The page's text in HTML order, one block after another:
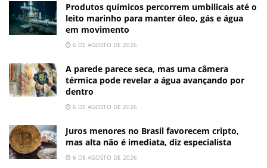
Produtos químicos percorrem umbilicais até o
leito marinho para manter óleo, gás e água
em movimento
6 DE AGOSTO DE 2026
A parede parece seca, mas uma câmera
térmica pode revelar a água avançando por
dentro
6 DE AGOSTO DE 2026
Juros menores no Brasil favorecem cripto,
mas alta não é imediata, diz especialista
6 DE AGOSTO DE 2026